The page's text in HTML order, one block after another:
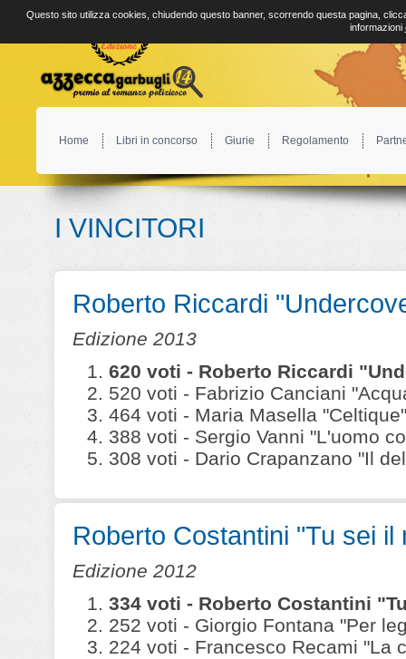
Home Libri in concorso Giurie Regolamento
I VINCITORI
Roberto Riccardi
Edizione 2013
620 voti - Roberto Riccardi
520 voti - Fabrizio Canciani
464 voti - Maria Masella
388 voti - Sergio Vanni "L'uomo
308 voti - Dario Crapanzano "Il
Roberto Costantini "Tu sei il
Edizione 2012
334 voti - Roberto Costantini
252 voti - Giorgio Fontana "Per
224 voti - Francesco Recami "La
Questo sito utilizza cookies, chiudendo questo banner, scorrendo questa pagina,
informazioni